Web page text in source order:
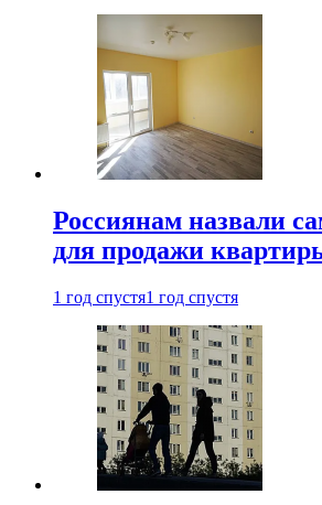
Россиянам назвали
для продажи
1 год спустя1 год спустя